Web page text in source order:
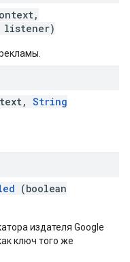
listener)
String
(boolean
издателя Google
ключ того же